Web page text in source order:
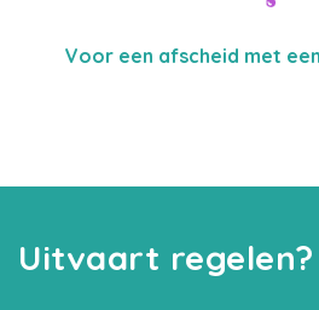
Voor een afscheid met
Uitvaart regelen?